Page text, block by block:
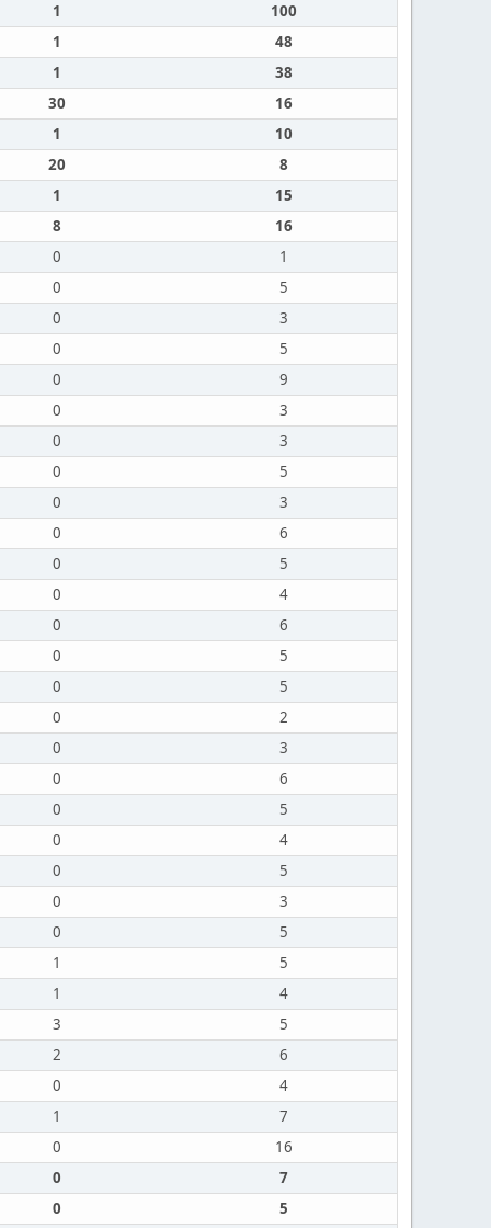
1
100
1
48
1
38
30
16
1
10
20
8
1
15
8
16
0
1
0
5
0
3
0
5
0
9
0
3
0
3
0
5
0
3
0
6
0
5
0
4
0
6
0
5
0
5
0
2
0
3
0
6
0
5
0
4
0
5
0
3
0
5
1
5
1
4
3
5
2
6
0
4
1
7
0
16
0
7
0
5